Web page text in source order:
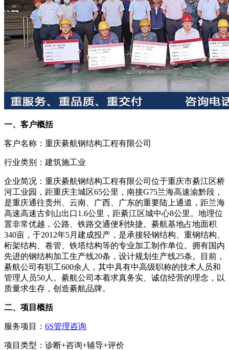
一、客户概括
客户名称：重庆綦航钢结构工程有限公司
行业类别：建筑施工业
企业简况：重庆綦航钢结构工程有限公司位于重庆市綦江区桥
河工业园，距重庆主城区65公里，南接G75兰海高速渝黔段，
是重庆通往贵州、云南、广西、广东的重要陆上通道，距兰海
高速高速古剑山出口1.6公里，距綦江区城中心8公里。地理位
置非常优越，公路、铁路交通便利快捷。綦航基地占地面积
340亩，于2012年5月建成投产，是承接轻钢结构、重钢结构、
桁架结构、卷管、铁塔结构等的专业加工制作单位。拥有国内
先进的钢结构加工生产线20条，设计规划生产线25条。目前，
綦航公司有职工600余人，其中具有中高级职称的技术人员和
管理人员50人。綦航公司本着求真务实、诚信经营的理念，以
质量求生存，创造綦航品牌。
二、项目概括
服务项目： 6S管理咨询
项目类型：诊断+咨询+辅导+评价